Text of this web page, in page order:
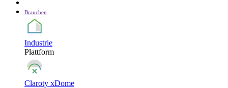
Branchen
Industrie
Plattform
Claroty xDome